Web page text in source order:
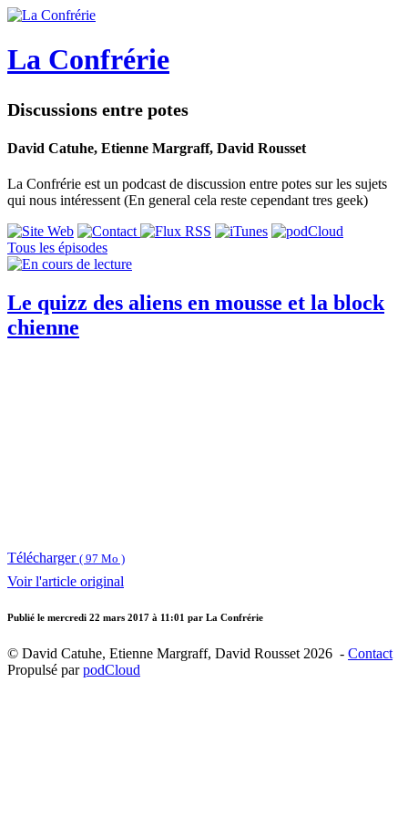
La Confrérie
Discussions entre potes
David Catuhe, Etienne Margraff, David Rousset
La Confrérie est un podcast de discussion entre potes sur les sujets
qui nous intéressent (En general cela reste cependant tres geek)
Tous les épisodes
Le quizz des aliens en mousse et la block
chienne
Télécharger ( 97 Mo )
Voir l'article original
Publié le mercredi 22 mars 2017 à 11:01 par La Confrérie
© David Catuhe, Etienne Margraff, David Rousset 2026 - Contact
Propulsé parpodCloud